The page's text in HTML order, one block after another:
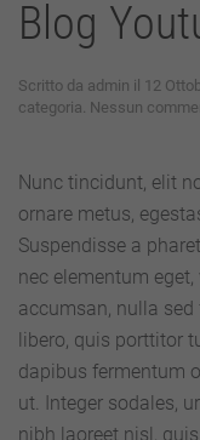
Blog
Scritto da admin il 12
categoria. Nessun
Nunc tincidunt, elit
ornare metus,
Suspendisse a
nec elementum
accumsan, nulla
libero, quis porttitor
dapibus fermentum
ut. Integer sodales,
nibh laoreet nisl,